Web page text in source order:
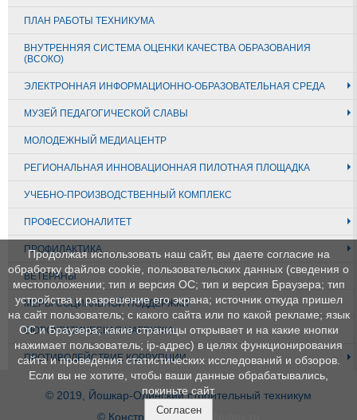
ПЛАН РАБОТЫ ТЕХНИКУМА
ВНУТРЕННЯЯ СИСТЕМА ОЦЕНКИ КАЧЕСТВА ОБРАЗОВАНИЯ
(ВСОКО)
ЭЛЕКТРОННАЯ ИНФОРМАЦИОННО-ОБРАЗОВАТЕЛЬНАЯ СРЕДА
МУЗЕЙ ПЕДАГОГИЧЕСКОЙ СЛАВЫ
МОЛОДЕЖНЫЙ МЕДИАЦЕНТР
РЕГИОНАЛЬНАЯ ИННОВАЦИОННАЯ ПИЛОТНАЯ ПЛОЩАДКА
УЧЕБНО-ПРОИЗВОДСТВЕННЫЙ КОМПЛЕКС
ПРОФЕССИОНАЛИТЕТ
ПРОФИЛАКТИКА
ВЕТЕРАНЫ
МЕРЫ СОЦИАЛЬНОЙ ПОДДЕРЖКИ
БЮРОКРАТИЧЕСКАЯ НАГРУЗКА
ПРОТИВОДЕЙСТВИЕ КОРРУПЦИИ
© 2019, Йошкар-Олинский строительный техникум
© Конструктор сайтов
Продолжая использовать наш сайт, вы даете согласие на
обработку файлов cookie, пользовательских данных (сведения о
местоположении; тип и версия ОС; тип и версия Браузера; тип
устройства и разрешение его экрана; источник откуда пришел
на сайт пользователь; с какого сайта или по какой рекламе; язык
ОС и Браузера; какие страницы открывает и на какие кнопки
нажимает пользователь; ip-адрес) в целях функционирования
сайта и проведения статистических исследований и обзоров.
Если вы не хотите, чтобы ваши данные обрабатывались,
покиньте сайт.
Согласен